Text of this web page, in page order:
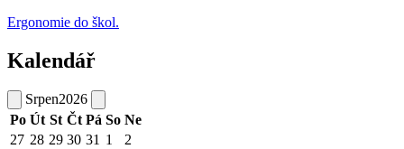
Ergonomie do škol.
Kalendář
Srpen2026
Po Út St Čt Pá So Ne
27 28 29 30 31 1
2